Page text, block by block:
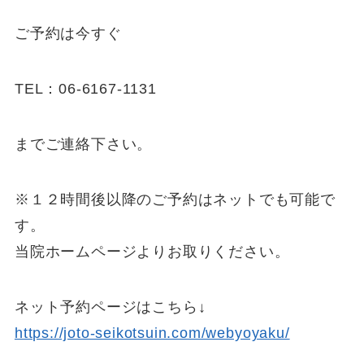
ご予約は今すぐ
TEL：06-6167-1131
までご連絡下さい。
※１２時間後以降のご予約はネットでも可能で
す。
当院ホームページよりお取りください。
ネット予約ページはこちら↓
https://joto-seikotsuin.com/webyoyaku/